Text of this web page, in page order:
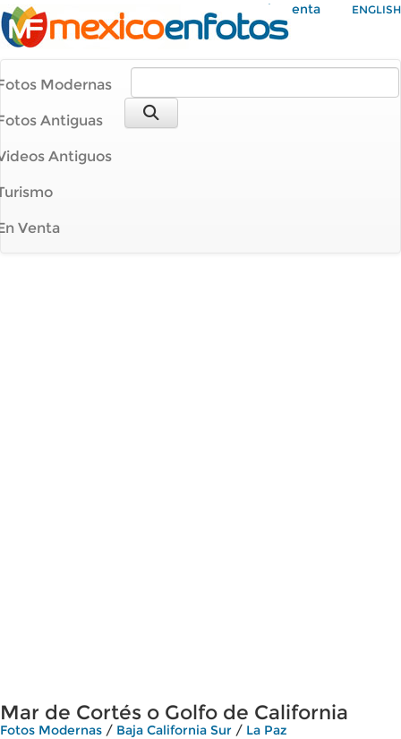
Mi Cuenta ENGLISH
Modernas
Antiguas
Antiguos
Venta
Mar de Cortés o Golfo de California
Fotos Modernas / Baja California Sur / La Paz